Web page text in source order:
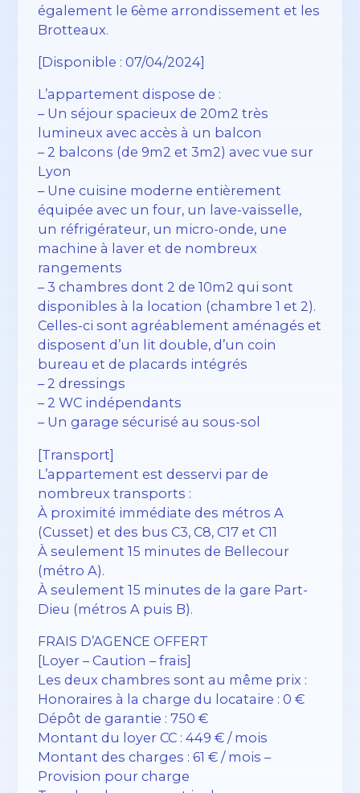
également le 6ème arrondissement et les
Brotteaux.
[Disponible : 07/04/2024]
L’appartement dispose de :
– Un séjour spacieux de 20m2 très
lumineux avec accès à un balcon
– 2 balcons (de 9m2 et 3m2) avec vue sur
Lyon
– Une cuisine moderne entièrement
équipée avec un four, un lave-vaisselle,
un réfrigérateur, un micro-onde, une
machine à laver et de nombreux
rangements
– 3 chambres dont 2 de 10m2 qui sont
disponibles à la location (chambre 1 et 2).
Celles-ci sont agréablement aménagés et
disposent d’un lit double, d’un coin
bureau et de placards intégrés
– 2 dressings
– 2 WC indépendants
– Un garage sécurisé au sous-sol
[Transport]
L’appartement est desservi par de
nombreux transports :
À proximité immédiate des métros A
(Cusset) et des bus C3, C8, C17 et C11
À seulement 15 minutes de Bellecour
(métro A).
À seulement 15 minutes de la gare Part-
Dieu (métros A puis B).
FRAIS D’AGENCE OFFERT
[Loyer – Caution – frais]
Les deux chambres sont au même prix :
Honoraires à la charge du locataire : 0 €
Dépôt de garantie : 750 €
Montant du loyer CC : 449 € / mois
Montant des charges : 61 € / mois –
Provision pour charge